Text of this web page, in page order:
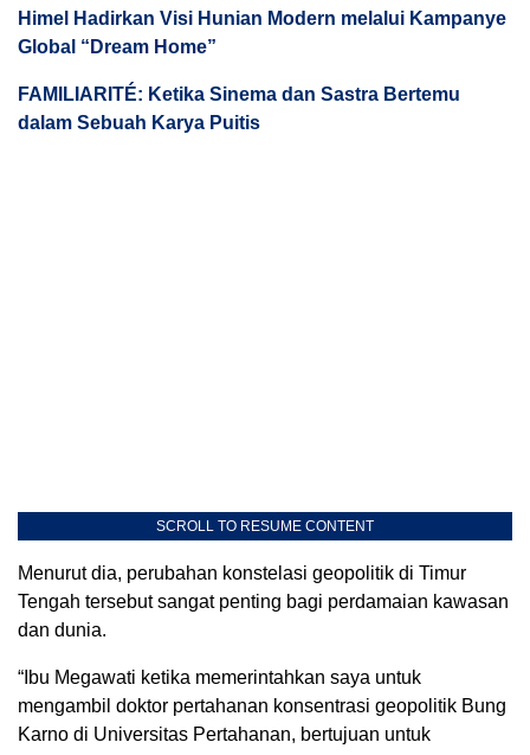
Himel Hadirkan Visi Hunian Modern melalui Kampanye
Global “Dream Home”
FAMILIARITÉ: Ketika Sinema dan Sastra Bertemu
dalam Sebuah Karya Puitis
SCROLL TO RESUME CONTENT
Menurut dia, perubahan konstelasi geopolitik di Timur
Tengah tersebut sangat penting bagi perdamaian kawasan
dan dunia.
“Ibu Megawati ketika memerintahkan saya untuk
mengambil doktor pertahanan konsentrasi geopolitik Bung
Karno di Universitas Pertahanan, bertujuan untuk